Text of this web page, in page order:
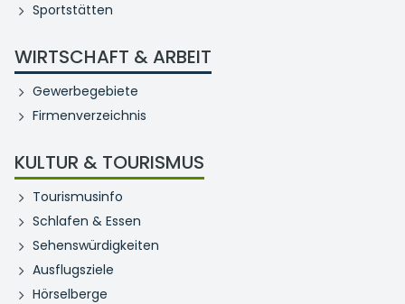
Sportstätten
WIRTSCHAFT & ARBEIT
Gewerbegebiete
Firmenverzeichnis
KULTUR & TOURISMUS
Tourismusinfo
Schlafen & Essen
Sehenswürdigkeiten
Ausflugsziele
Hörselberge